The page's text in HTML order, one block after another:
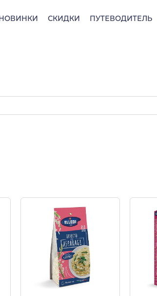
СКИДКИ ПУТЕВОДИТЕЛЬ